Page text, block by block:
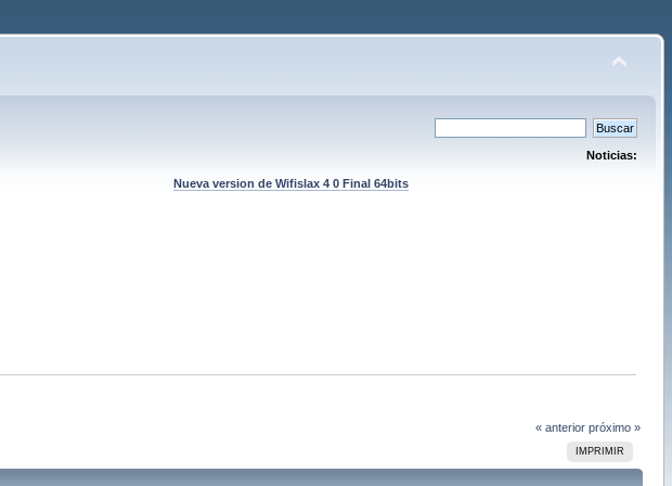
Noticias:
Nueva version de Wifislax 4 0 Final 64bits
« anterior próximo »
IMPRIMIR